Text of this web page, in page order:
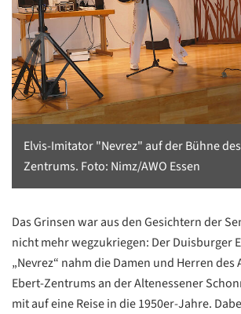
Elvis-Imitator "Nevrez" auf der Bühne
Zentrums. Foto: Nimz/AWO Essen
Das Grinsen war aus den Gesichtern der
nicht mehr wegzukriegen: Der Duisburger
„Nevrez“ nahm die Damen und Herren des
Ebert-Zentrums an der Altenessener
mit auf eine Reise in die 1950er-Jahre.